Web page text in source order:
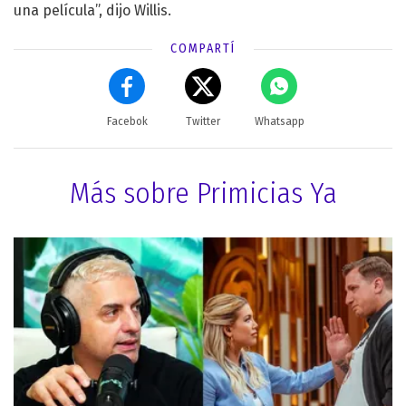
una película”, dijo Willis.
COMPARTÍ
Facebok Twitter Whatsapp
Más sobre Primicias Ya